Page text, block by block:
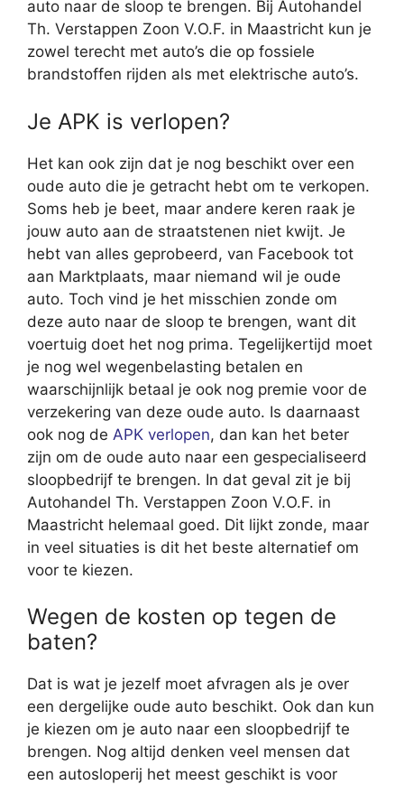
auto naar de sloop te brengen. Bij Autohandel
Th. Verstappen Zoon V.O.F. in Maastricht kun je
zowel terecht met auto’s die op fossiele
brandstoffen rijden als met elektrische auto’s.
Je APK is verlopen?
Het kan ook zijn dat je nog beschikt over een
oude auto die je getracht hebt om te verkopen.
Soms heb je beet, maar andere keren raak je
jouw auto aan de straatstenen niet kwijt. Je
hebt van alles geprobeerd, van Facebook tot
aan Marktplaats, maar niemand wil je oude
auto. Toch vind je het misschien zonde om
deze auto naar de sloop te brengen, want dit
voertuig doet het nog prima. Tegelijkertijd moet
je nog wel wegenbelasting betalen en
waarschijnlijk betaal je ook nog premie voor de
verzekering van deze oude auto. Is daarnaast
ook nog de APK verlopen, dan kan het beter
zijn om de oude auto naar een gespecialiseerd
sloopbedrijf te brengen. In dat geval zit je bij
Autohandel Th. Verstappen Zoon V.O.F. in
Maastricht helemaal goed. Dit lijkt zonde, maar
in veel situaties is dit het beste alternatief om
voor te kiezen.
Wegen de kosten op tegen de
baten?
Dat is wat je jezelf moet afvragen als je over
een dergelijke oude auto beschikt. Ook dan kun
je kiezen om je auto naar een sloopbedrijf te
brengen. Nog altijd denken veel mensen dat
een autosloperij het meest geschikt is voor